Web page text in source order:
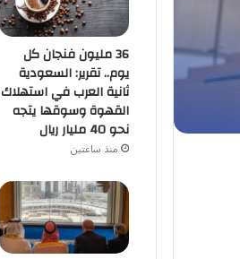
36 مليون فنجان كل
يوم.. تقرير: السعودية
ثانية العرب في استهلاك
القهوة وسوقها يتجه
نحو 40 مليار ريال
منذ ساعتين